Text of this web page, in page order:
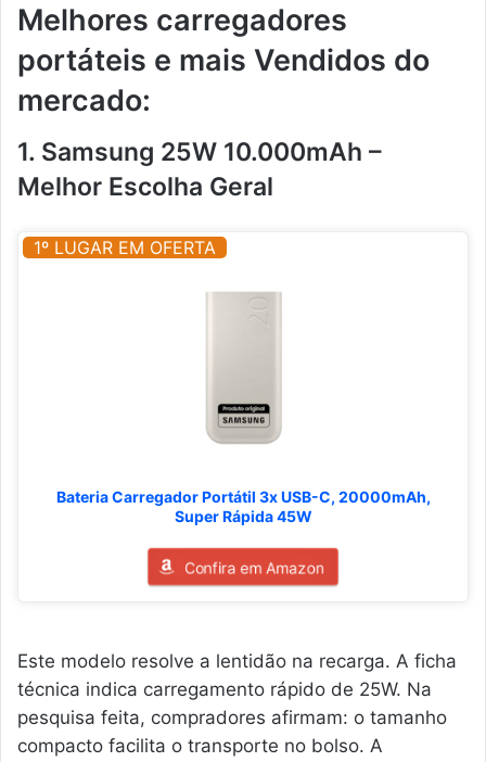
Melhores carregadores
portáteis e mais Vendidos do
mercado:
1. Samsung 25W 10.000mAh –
Melhor Escolha Geral
1º LUGAR EM OFERTA
Bateria Carregador Portátil 3x USB-C, 20000mAh,
Super Rápida 45W
Confira em Amazon
Este modelo resolve a lentidão na recarga. A ficha
técnica indica carregamento rápido de 25W. Na
pesquisa feita, compradores afirmam: o tamanho
compacto facilita o transporte no bolso. A